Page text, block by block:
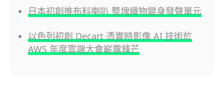
日本初創推布料喇叭 整塊織物變身發聲單元
以色列初創 Decart 憑實時影像 AI 技術於
AWS 年度雲端大會嶄露鋒芒